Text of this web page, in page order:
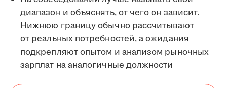
диапазон и объяснять, от чего он зависит.
Нижнюю границу обычно рассчитывают
от реальных потребностей, а ожидания
подкрепляют опытом и анализом рыночных
зарплат на аналогичные должности